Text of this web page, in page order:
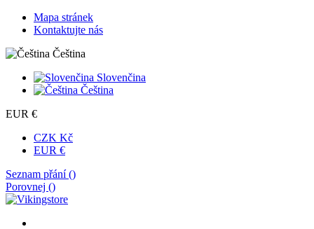
Mapa stránek
Kontaktujte nás
Čeština
Slovenčina
Čeština
EUR €
CZK Kč
EUR €
Seznam přání ()
Porovnej ()